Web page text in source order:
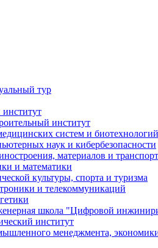
тур
институт
систем и биотехнологий
наук и кибербезопасности
материалов и
и математики
культуры, спорта и туризма
и телекоммуникаций
школа "Цифровой
институт
менеджмента,